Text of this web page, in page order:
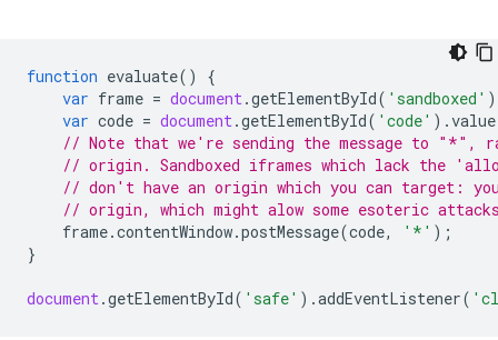
function evaluate()
{
var frame = document.getElementById( 'sandboxed'
var code = document.getElementById( 'code' ).value
// Note that we're sending the message to "*",
// origin. Sandboxed iframes which lack the
// don't have an origin which you can target:
// origin, which might alow some esoteric
frame.contentWindow.postMessage(code, '*' );
}
document.getElementById( 'safe' ).addEventListener(